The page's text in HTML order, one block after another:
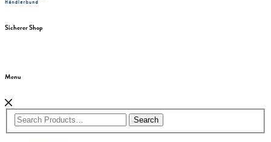
Sicherer Shop
Menu
Search